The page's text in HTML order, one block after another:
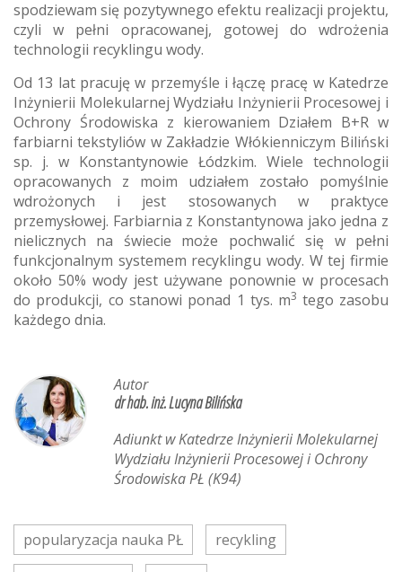
spodziewam się pozytywnego efektu realizacji projektu,
czyli w pełni opracowanej, gotowej do wdrożenia
technologii recyklingu wody.
Od 13 lat pracuję w przemyśle i łączę pracę w Katedrze
Inżynierii Molekularnej Wydziału Inżynierii Procesowej i
Ochrony Środowiska z kierowaniem Działem B+R w
farbiarni tekstyliów w Zakładzie Włókienniczym Biliński
sp. j. w Konstantynowie Łódzkim. Wiele technologii
opracowanych z moim udziałem zostało pomyślnie
wdrożonych i jest stosowanych w praktyce
przemysłowej. Farbiarnia z Konstantynowa jako jedna z
nielicznych na świecie może pochwalić się w pełni
funkcjonalnym systemem recyklingu wody. W tej firmie
około 50% wody jest używane ponownie w procesach
do produkcji, co stanowi ponad 1 tys. m3 tego zasobu
każdego dnia.
Autor
dr hab. inż. Lucyna Bilińska
Adiunkt w Katedrze Inżynierii Molekularnej
Wydziału Inżynierii Procesowej i Ochrony
Środowiska PŁ (K94)
popularyzacja nauka PŁ
recykling